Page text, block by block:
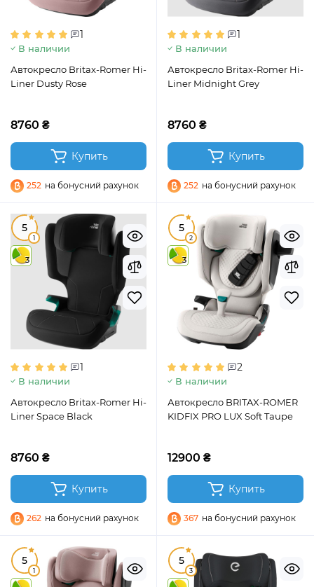
1
В наличии
Автокресло Britax-Romer Hi-
Liner Dusty Rose
8760 ₴
Купить
252 на бонусний рахунок
1
В наличии
Автокресло Britax-Romer Hi-
Liner Midnight Grey
8760 ₴
Купить
252 на бонусний рахунок
5
1
3
1
В наличии
Автокресло Britax-Romer Hi-
Liner Space Black
8760 ₴
Купить
262 на бонусний рахунок
5
2
3
2
В наличии
Автокресло BRITAX-ROMER
KIDFIX PRO LUX Soft Taupe
12900 ₴
Купить
367 на бонусний рахунок
5
1
5
3